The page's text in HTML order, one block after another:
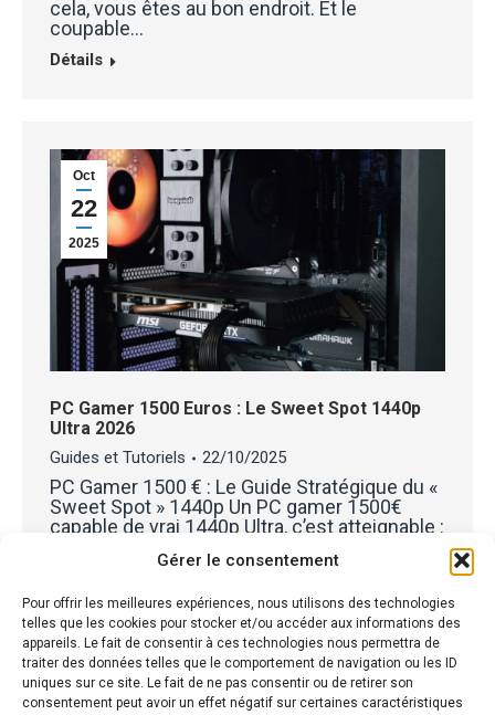
Gérer le consentement
Pour offrir les meilleures expériences, nous utilisons des technologies
telles que les cookies pour stocker et/ou accéder aux informations des
appareils. Le fait de consentir à ces technologies nous permettra de
traiter des données telles que le comportement de navigation ou les ID
uniques sur ce site. Le fait de ne pas consentir ou de retirer son
consentement peut avoir un effet négatif sur certaines caractéristiques
cela, vous êtes au bon endroit. Et le
coupable…
Détails
Oct
22
2025
PC Gamer 1500 Euros : Le Sweet Spot 1440p
Ultra 2026
Guides et Tutoriels 22/10/2025
PC Gamer 1500 € : Le Guide Stratégique du «
Sweet Spot » 1440p Un PC gamer 1500€
capable de vrai 1440p Ultra, c’est atteignable :
Go DDR5 sur socket AM5. Le marché actuel
pas…
Détails